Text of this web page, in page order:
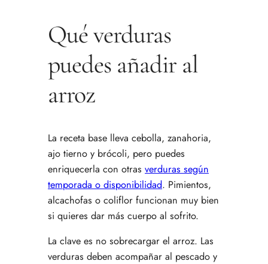
Qué verduras
puedes añadir al
arroz
La receta base lleva cebolla, zanahoria,
ajo tierno y brócoli, pero puedes
enriquecerla con otras verduras según
temporada o disponibilidad. Pimientos,
alcachofas o coliflor funcionan muy bien
si quieres dar más cuerpo al sofrito.
La clave es no sobrecargar el arroz. Las
verduras deben acompañar al pescado y